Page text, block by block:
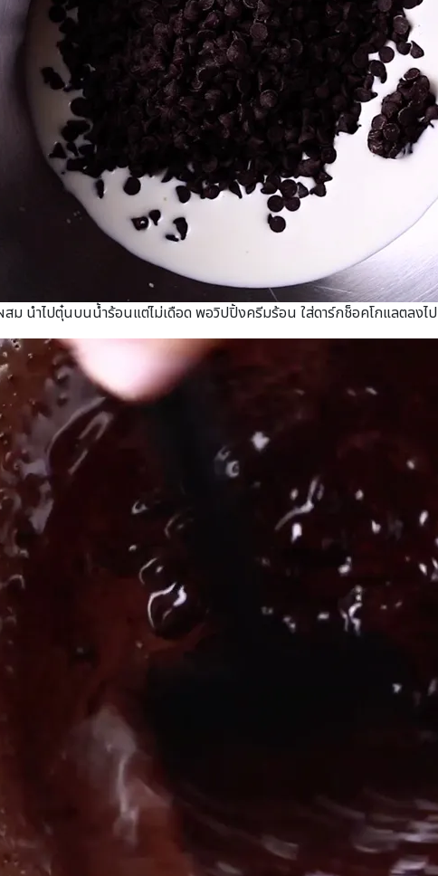
ม นำไปตุ๋นบนน้ำร้อนแต่ไม่เดือด พอวิปปิ้งครีมร้อน ใส่ดาร์กช็อคโกแลตลงไป